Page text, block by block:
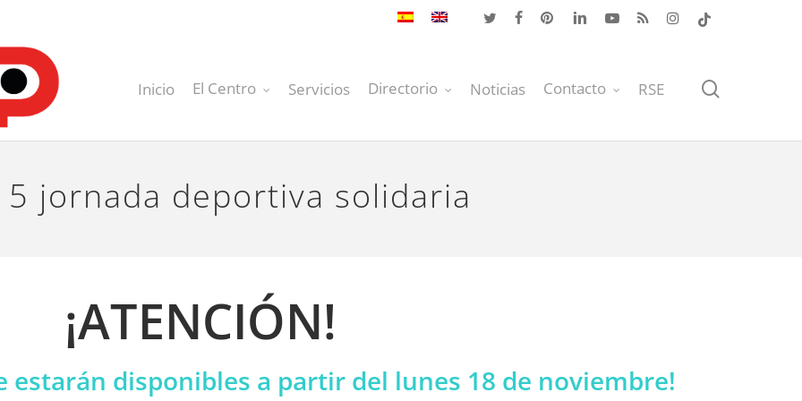
twitter facebookpinterestlinkedinyoutubeRSS instagram
tiktok
Inicio El Centro Servicios Directorio Noticias Contacto RSE
jornada deportiva solidaria
¡ATENCIÓN!
estarán disponibles a partir del lunes 18 de noviembre!